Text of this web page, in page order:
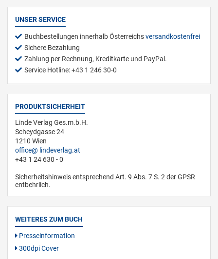
UNSER SERVICE
Buchbestellungen innerhalb Österreichsversandkostenfrei
Sichere Bezahlung
Zahlung per Rechnung, Kreditkarte und PayPal.
Service Hotline: +43 1 246 30-0
PRODUKTSICHERHEIT
Linde Verlag Ges.m.b.H.
Scheydgasse 24
1210 Wien
office
lindeverlag.at
+43 1 24 630 - 0
Sicherheitshinweis entsprechend Art. 9 Abs. 7 S. 2 der GPSR
entbehrlich.
WEITERES ZUM BUCH
Presseinformation
300dpi Cover